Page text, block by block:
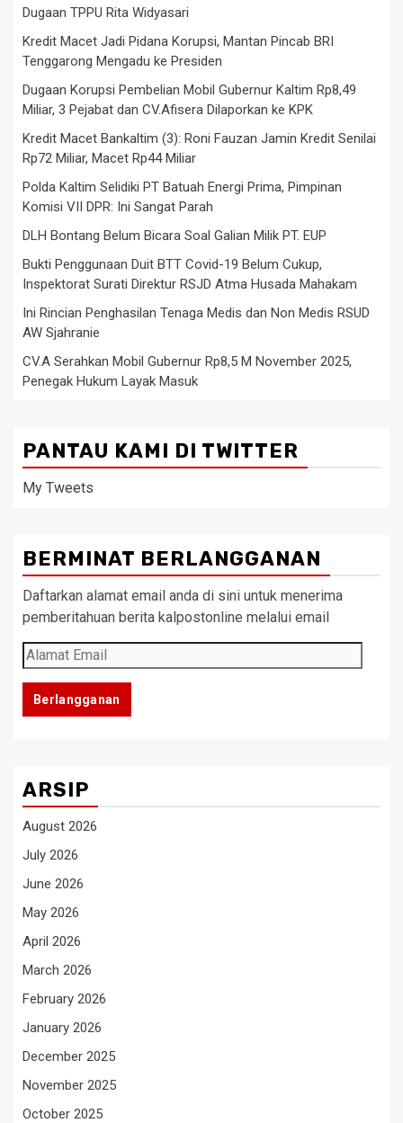
Dugaan TPPU Rita Widyasari
Kredit Macet Jadi Pidana Korupsi, Mantan Pincab BRI
Tenggarong Mengadu ke Presiden
Dugaan Korupsi Pembelian Mobil Gubernur Kaltim Rp8,49
Miliar, 3 Pejabat dan CV.Afisera Dilaporkan ke KPK
Kredit Macet Bankaltim (3): Roni Fauzan Jamin Kredit Senilai
Rp72 Miliar, Macet Rp44 Miliar
Polda Kaltim Selidiki PT Batuah Energi Prima, Pimpinan
Komisi VII DPR: Ini Sangat Parah
DLH Bontang Belum Bicara Soal Galian Milik PT. EUP
Bukti Penggunaan Duit BTT Covid-19 Belum Cukup,
Inspektorat Surati Direktur RSJD Atma Husada Mahakam
Ini Rincian Penghasilan Tenaga Medis dan Non Medis RSUD
AW Sjahranie
CV.A Serahkan Mobil Gubernur Rp8,5 M November 2025,
Penegak Hukum Layak Masuk
PANTAU KAMI DI TWITTER
My Tweets
BERMINAT BERLANGGANAN
Daftarkan alamat email anda di sini untuk menerima
pemberitahuan berita kalpostonline melalui email
Alamat
Email
Berlangganan
ARSIP
August 2026
July 2026
June 2026
May 2026
April 2026
March 2026
February 2026
January 2026
December 2025
November 2025
October 2025